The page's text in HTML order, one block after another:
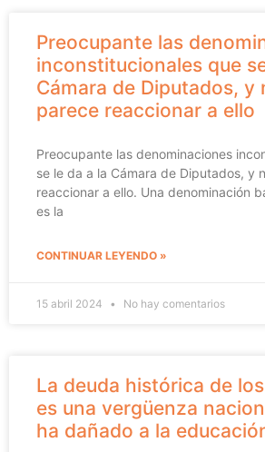
Preocupante las
inconstitucionales que
Cámara de Diputados, y
parece reaccionar a ello
Preocupante las denominaciones
se le da a la Cámara de Diputados, y
reaccionar a ello. Una denominación
es la
CONTINUAR LEYENDO »
15 abril 2024 No hay comentarios
La deuda histórica de
es una vergüenza
ha dañado a la